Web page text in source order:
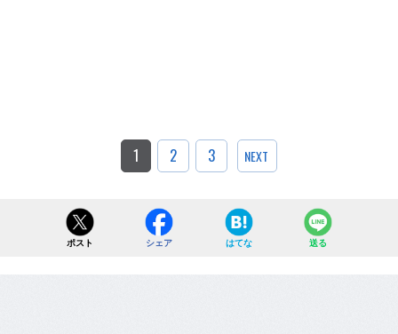
1 2 3 NEXT
ポスト シェア はてな 送る